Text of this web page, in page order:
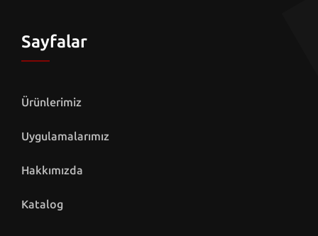
Sayfalar
Ürünlerimiz
Uygulamalarımız
Hakkımızda
Katalog